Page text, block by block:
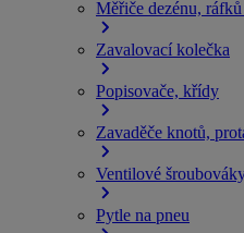
Měřiče dezénu,
Zavalovací kolečka
Popisovače, křídy
Zavaděče knotů,
Ventilové
Pytle na pneu